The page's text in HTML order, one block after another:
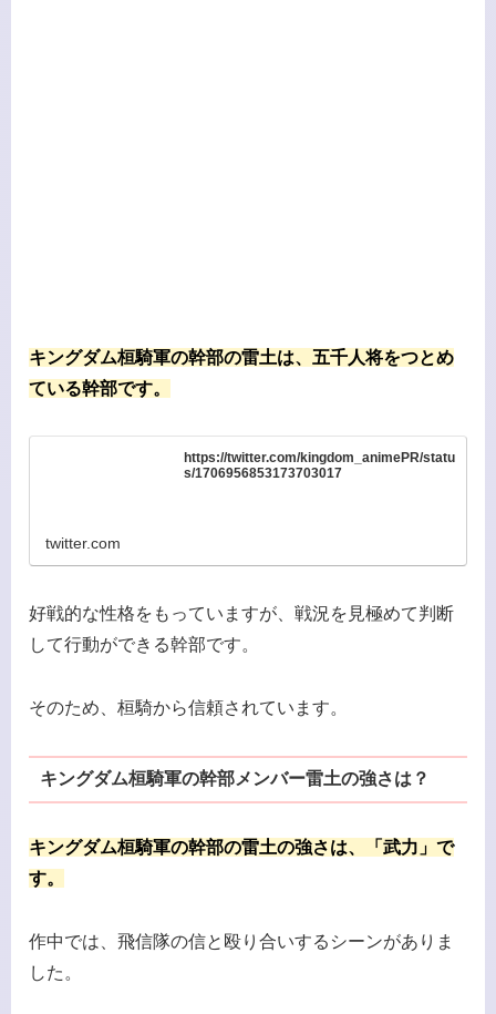
キングダム桓騎軍の幹部の雷土は、五千人将をつとめ
ている幹部です。
https://twitter.com/kingdom_animePR/statu
s/1706956853173703017
twitter.com
好戦的な性格をもっていますが、戦況を見極めて判断
して行動ができる幹部です。
そのため、桓騎から信頼されています。
キングダム桓騎軍の幹部メンバー雷土の強さは？
キングダム桓騎軍の幹部の雷土の強さは、「武力」で
す。
作中では、飛信隊の信と殴り合いするシーンがありま
した。